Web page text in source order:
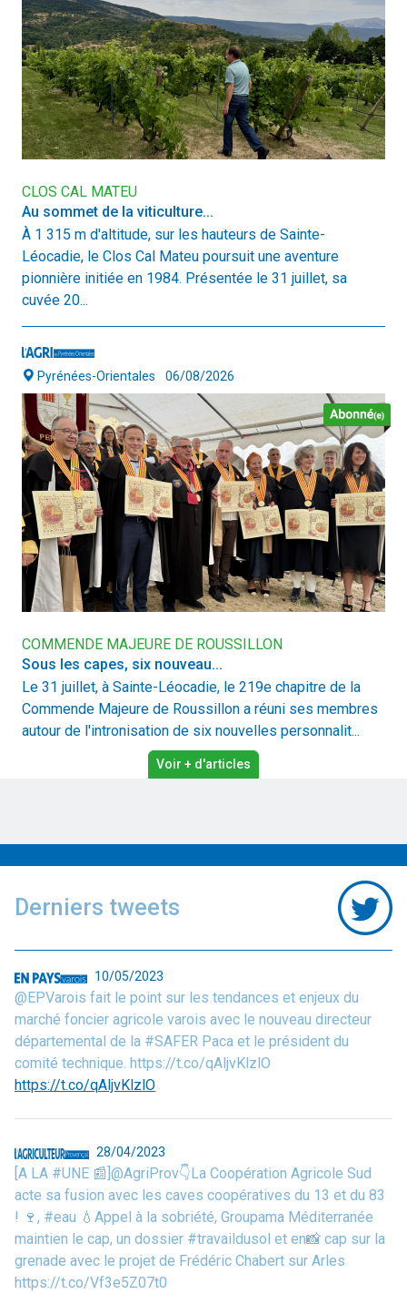
CLOS CAL MATEU
Au sommet de la viticulture...
À 1 315 m d'altitude, sur les hauteurs de Sainte-
Léocadie, le Clos Cal Mateu poursuit une aventure
pionnière initiée en 1984. Présentée le 31 juillet, sa
cuvée 20...
Pyrénées-Orientales 06/08/2026
COMMENDE MAJEURE DE ROUSSILLON
Sous les capes, six nouveau...
Le 31 juillet, à Sainte-Léocadie, le 219e chapitre de la
Commende Majeure de Roussillon a réuni ses membres
autour de l'intronisation de six nouvelles personnalit...
Voir + d'articles
Derniers tweets
10/05/2023
@EPVarois fait le point sur les tendances et enjeux du
marché foncier agricole varois avec le nouveau directeur
départemental de la #SAFER Paca et le président du
comité technique. https://t.co/qAljvKlzlO
https://t.co/qAljvKlzlO
28/04/2023
[A LA #UNE 📰]@AgriProv👇La Coopération Agricole Sud
acte sa fusion avec les caves coopératives du 13 et du 83
! 🍷, #eau 💧Appel à la sobriété, Groupama Méditerranée
maintien le cap, un dossier #travaildusol et en📸 cap sur la
grenade avec le projet de Frédéric Chabert sur Arles
https://t.co/Vf3e5Z07t0